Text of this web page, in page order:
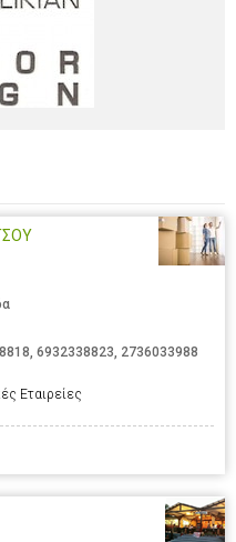
, 6932338823, 2736033988
Εταιρείες